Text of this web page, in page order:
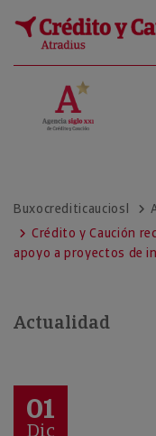
Buxó Crèdit
Buxocrediticauciosl
Crédito y Caución
apoyo a proyectos de
Actualidad
01
Dic